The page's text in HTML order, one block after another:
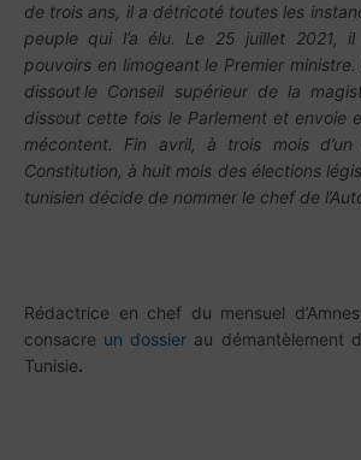
de trois ans, il a détricoté toutes les
peuple qui l’a élu. Le 25 juillet 2021, il
pouvoirs en limogeant le Premier
dissout le Conseil supérieur de la
dissout cette fois le Parlement et envoie
mécontent. Fin avril, à trois mois
Constitution, à huit mois des élections
tunisien décide de nommer le chef de
Rédactrice en chef du mensuel
consacre un dossier au démantèlement
Tunisie.